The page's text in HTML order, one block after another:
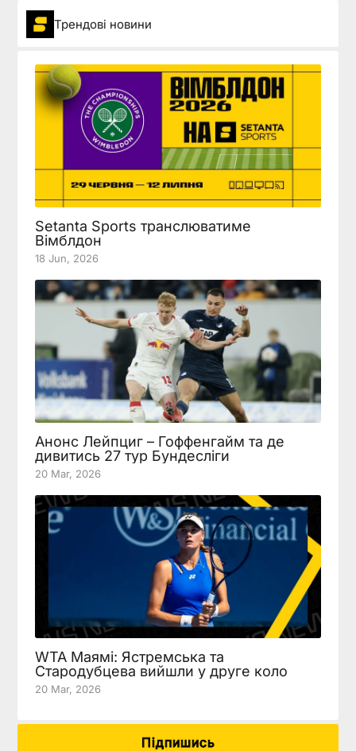
Трендові новини
Setanta Sports транслюватиме
Вімблдон
18 Jun, 2026
Анонс Лейпциг – Гоффенгайм та де
дивитись 27 тур Бундесліги
20 Mar, 2026
WTA Маямі: Ястремська та
Стародубцева вийшли у друге коло
20 Mar, 2026
Підпишись